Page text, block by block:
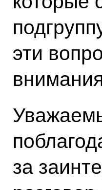
эти
за